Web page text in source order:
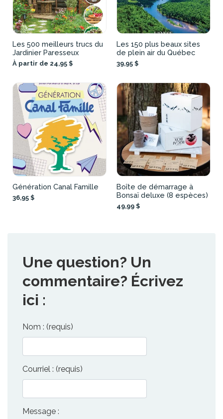
Les 500 meilleurs trucs du
Jardinier Paresseux
À partir de 24,95 $
Les 150 plus beaux sites
de plein air du Québec
39,95 $
Génération Canal Famille
36,95 $
Boîte de démarrage à
Bonsaï deluxe (8 espèces)
49,99 $
Une question? Un
commentaire? Écrivez
ici :
Nom : (requis)
Courriel : (requis)
Message :